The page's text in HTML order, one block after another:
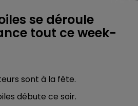
se déroule
tout ce week-
sont à la fête.
débute ce soir.